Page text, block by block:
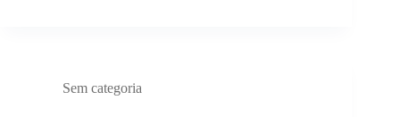
Sem categoria